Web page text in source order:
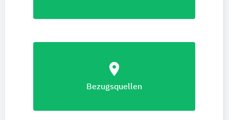
location_on
Bezugsquellen